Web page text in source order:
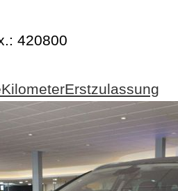
420800
KilometerErstzulassung